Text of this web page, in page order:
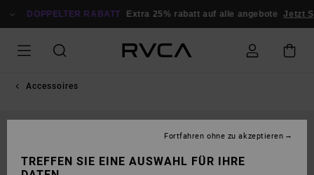
ZUR
DOPPELTER RABATT Extra 25% rabatt auf alle angebote Jetzt
Accessoires
TREFFEN SIE EINE AUSWAHL FÜR IHRE
Fortfahren ohne zu akzeptieren